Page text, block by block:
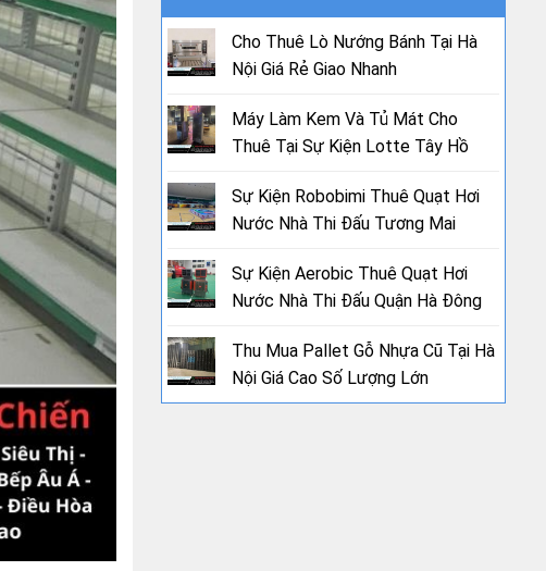
Cho Thuê Lò Nướng Bánh Tại Hà
Nội Giá Rẻ Giao Nhanh
Máy Làm Kem Và Tủ Mát Cho
Thuê Tại Sự Kiện Lotte Tây Hồ
Sự Kiện Robobimi Thuê Quạt Hơi
Nước Nhà Thi Đấu Tương Mai
Sự Kiện Aerobic Thuê Quạt Hơi
Nước Nhà Thi Đấu Quận Hà Đông
Thu Mua Pallet Gỗ Nhựa Cũ Tại Hà
Nội Giá Cao Số Lượng Lớn